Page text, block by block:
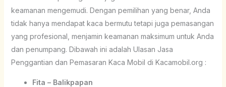
keamanan mengemudi. Dengan pemilihan yang benar, Anda
tidak hanya mendapat kaca bermutu tetapi juga pemasangan
yang profesional, menjamin keamanan maksimum untuk Anda
dan penumpang. Dibawah ini adalah Ulasan Jasa
Penggantian dan Pemasaran Kaca Mobil di Kacamobil.org :
Fita – Balikpapan